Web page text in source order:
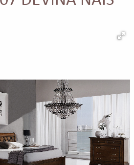
для спальной комнаты. В
прикроватные тумбочки,